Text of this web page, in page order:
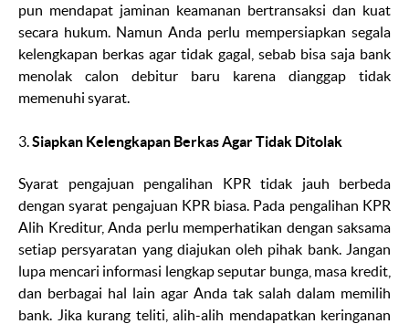
pun mendapat jaminan keamanan bertransaksi dan kuat
secara hukum. Namun Anda perlu mempersiapkan segala
kelengkapan berkas agar tidak gagal, sebab bisa saja bank
menolak calon debitur baru karena dianggap tidak
memenuhi syarat.
3. Siapkan Kelengkapan Berkas Agar Tidak Ditolak
Syarat pengajuan pengalihan KPR tidak jauh berbeda
dengan syarat pengajuan KPR biasa. Pada pengalihan KPR
Alih Kreditur, Anda perlu memperhatikan dengan saksama
setiap persyaratan yang diajukan oleh pihak bank. Jangan
lupa mencari informasi lengkap seputar bunga, masa kredit,
dan berbagai hal lain agar Anda tak salah dalam memilih
bank. Jika kurang teliti, alih-alih mendapatkan keringanan